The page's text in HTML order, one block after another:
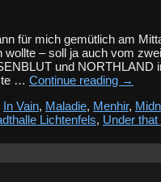
für mich gemütlich am
– soll ja auch vom
und NORTHLAND
… Continue reading →
In Vain, Maladie, Menhir,
Lichtenfels, Under that